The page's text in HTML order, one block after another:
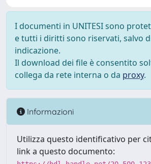
I documenti in UNITESI sono
e tutti i diritti sono riservati, salvo
indicazione.
Il download dei file è consentito
collega da rete interna o da proxy.
Informazioni
Utilizza questo identificativo per
link a questo documento: